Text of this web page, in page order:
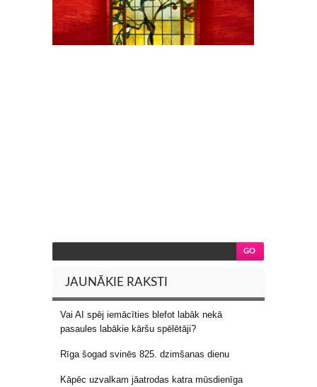
JAUNĀKIE RAKSTI
Vai AI spēj iemācīties blefot labāk nekā
pasaules labākie kāršu spēlētāji?
Rīga šogad svinēs 825. dzimšanas dienu
Kāpēc uzvalkam jāatrodas katra mūsdienīga